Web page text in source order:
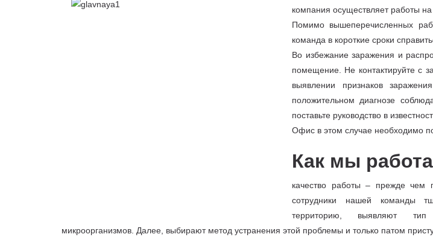
компания осуществляет работы
Помимо вышеперечисленных
команда в короткие сроки
Во избежание заражения и
помещение. Не контактируйте с
выявлении признаков
положительном диагнозе
поставьте руководство в
Офис в этом случае необходимо
Как мы
качество работы – прежде чем
сотрудники нашей команды
территорию, выявляют
микроорганизмов. Далее, выбирают метод устранения этой проблемы и только патом